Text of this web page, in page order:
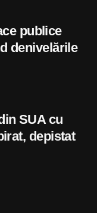
publice
denivelările
SUA cu
depistat